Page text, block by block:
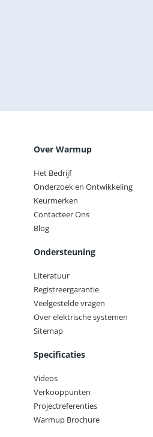
Over Warmup
Het Bedrijf
Onderzoek en Ontwikkeling
Keurmerken
Contacteer Ons
Blog
Ondersteuning
Literatuur
Registreergarantie
Veelgestelde vragen
Over elektrische systemen
Sitemap
Specificaties
Videos
Verkooppunten
Projectreferenties
Warmup Brochure